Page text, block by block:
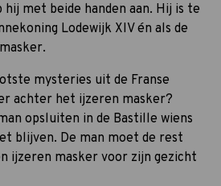
met beide handen aan. Hij is te
Lodewijk XIV én als de
mysteries uit de Franse
achter het ijzeren masker?
opsluiten in de Bastille wiens
blijven. De man moet de rest
ijzeren masker voor zijn gezicht